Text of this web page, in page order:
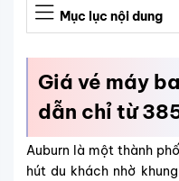
Mục lục nội dung
Giá vé máy
dẫn chỉ từ
Auburn là một thành
hút du khách nhờ